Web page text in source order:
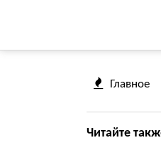
Главное
Читайте